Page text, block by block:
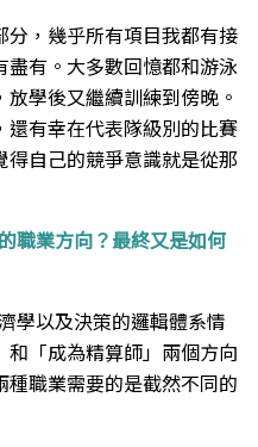
，幾乎所有項目我都有接
有。大多數回憶都和游泳
學後又繼續訓練到傍晚。
有幸在代表隊級別的比賽
自己的競爭意識就是從那
職業方向？最終又是如何
學以及決策的邏輯體系情
「成為精算師」兩個方向
職業需要的是截然不同的